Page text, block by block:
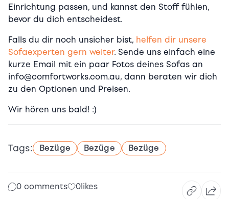
Einrichtung passen, und kannst den Stoff fühlen,
bevor du dich entscheidest.
Falls du dir noch unsicher bist, helfen dir unsere
Sofaexperten gern weiter. Sende uns einfach eine
kurze Email mit ein paar Fotos deines Sofas an
info@comfortworks.com.au, dann beraten wir dich
zu den Optionen und Preisen.
Wir hören uns bald! :)
Tags: Bezüge Bezüge Bezüge
0 comments 0likes